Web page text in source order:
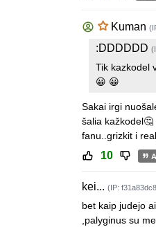
Kuman
:DDDDDD
Tik kazkodel
😀 😀
Sakai irgi
šalia
fanu..grizkit i
10
kei... (IP:
bet kaip judejo
,palyginus su